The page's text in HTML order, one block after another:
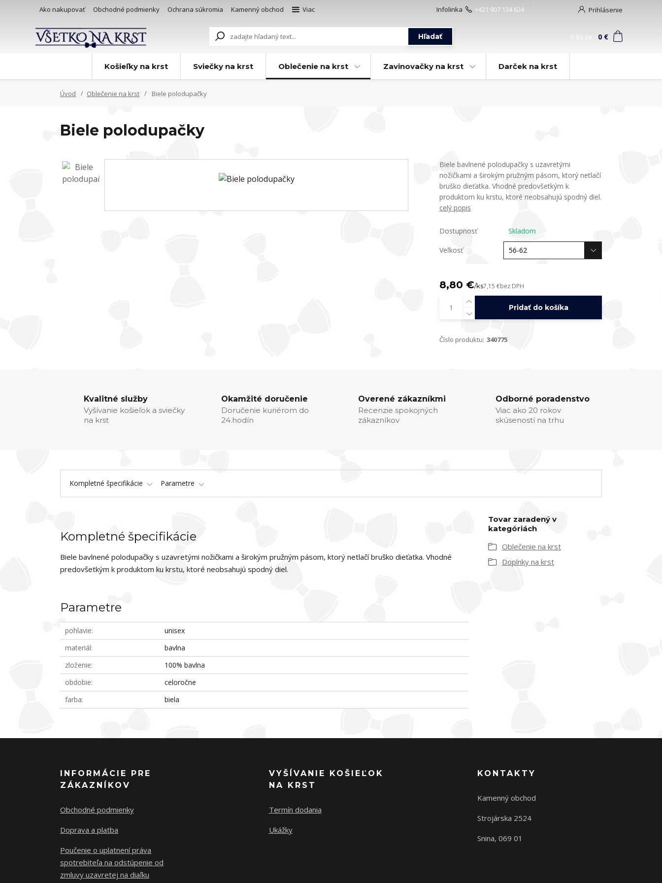
Ako nakupovať Obchodné podmienky Ochrana súkromia Kamenný obchod Viac Prihlásenie
Hľadať
Infolinka +421 907 134 624
0 ks za 0 €
Košieľky na krst Sviečky na krst Oblečenie na krst Zavinovačky na krst Darček na krst
Úvod Oblečenie na krst Biele polodupačky
Biele polodupačky
Biele bavlnené polodupačky s uzavretými
nožičkami a širokým pružným pásom, ktorý netlačí
bruško dieťatka. Vhodné predovšetkým k
produktom ku krstu, ktoré neobsahujú spodný diel.
celý popis
Dostupnosť Skladom
Veľkosť
8,80 €/ks7,15 €bez DPH
Pridať do košíka
Číslo produktu: 340775
Kvalitné služby
Vyšívanie košieľok a sviečky
na krst
Okamžité doručenie
Doručenie kuriérom do
24.hodín
Overené zákazníkmi
Recenzie spokojných
zákazníkov
Odborné poradenstvo
Viac ako 20 rokov
skúseností na trhu
Kompletné špecifikácie Parametre
Kompletné špecifikácie
Biele bavlnené polodupačky s uzavretými nožičkami a širokým pružným pásom, ktorý netlačí bruško dieťatka. Vhodné
predovšetkým k produktom ku krstu, ktoré neobsahujú spodný diel.
Parametre
pohlavie
unisex
materiál
bavlna
zloženie
100% bavlna
obdobie
celoročne
farba
biela
Tovar zaradený v
kategóriách
Oblečenie na krst
Doplnky na krst
INFORMÁCIE PRE
ZÁKAZNÍKOV
Obchodné podmienky
Doprava a platba
Poučenie o uplatnení práva
spotrebiteľa na odstúpenie od
zmluvy uzavretej na diaľku
VYŠÍVANIE KOŠIEĽOK
NA KRST
Termín dodania
Ukážky
KONTAKTY
Kamenný obchod
Strojárska 2524
Snina, 069 01